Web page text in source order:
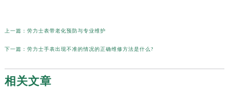
上一篇： 劳力士表带老化预防与专业维护
下一篇： 劳力士手表出现不准的情况的正确维修方法是什么?
相关文章